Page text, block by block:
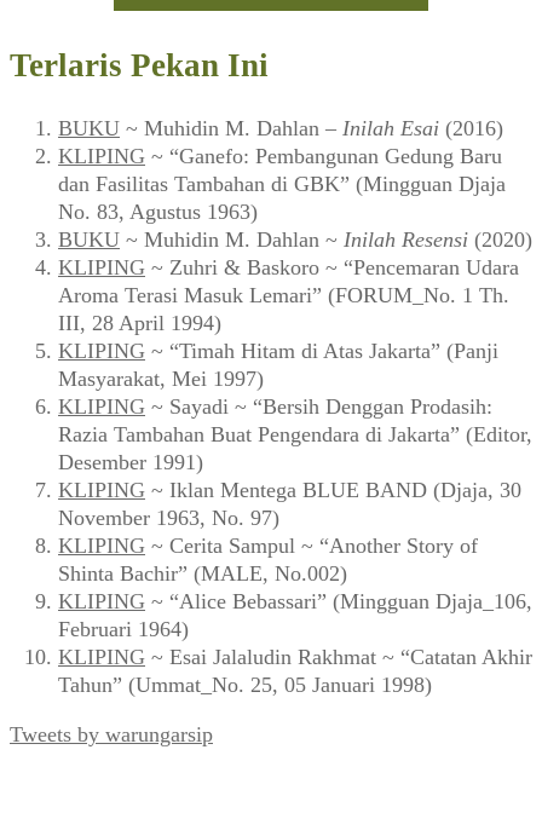
Terlaris Pekan Ini
BUKU ~ Muhidin M. Dahlan – Inilah Esai (2016)
KLIPING ~ “Ganefo: Pembangunan Gedung Baru
dan Fasilitas Tambahan di GBK” (Mingguan Djaja
No. 83, Agustus 1963)
BUKU ~ Muhidin M. Dahlan ~ Inilah Resensi (2020)
KLIPING ~ Zuhri & Baskoro ~ “Pencemaran Udara
Aroma Terasi Masuk Lemari” (FORUM_No. 1 Th.
III, 28 April 1994)
KLIPING ~ “Timah Hitam di Atas Jakarta” (Panji
Masyarakat, Mei 1997)
KLIPING ~ Sayadi ~ “Bersih Denggan Prodasih:
Razia Tambahan Buat Pengendara di Jakarta” (Editor,
Desember 1991)
KLIPING ~ Iklan Mentega BLUE BAND (Djaja, 30
November 1963, No. 97)
KLIPING ~ Cerita Sampul ~ “Another Story of
Shinta Bachir” (MALE, No.002)
KLIPING ~ “Alice Bebassari” (Mingguan Djaja_106,
Februari 1964)
KLIPING ~ Esai Jalaludin Rakhmat ~ “Catatan Akhir
Tahun” (Ummat_No. 25, 05 Januari 1998)
Tweets by warungarsip